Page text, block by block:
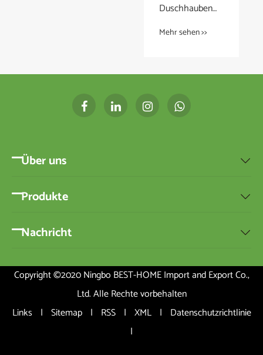
der Schwanz
Mehr sehen >>
Über uns 
Produkte 
Nachricht 
Copyright ©2020 Ningbo BEST-HOME Import and Export Co.,
Ltd. Alle Rechte vorbehalten
Links | Sitemap | RSS | XML | Datenschutzrichtlinie
|